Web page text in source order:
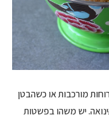
מורכבות או כשהבטן
יש משהו בפשטות